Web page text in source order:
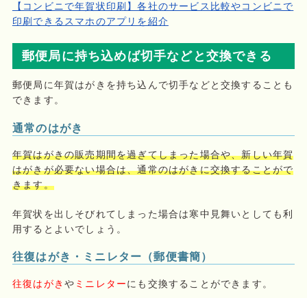
【コンビニで年賀状印刷】各社のサービス比較やコンビニで
印刷できるスマホのアプリを紹介
郵便局に持ち込めば切手などと交換できる
郵便局に年賀はがきを持ち込んで切手などと交換することも
できます。
通常のはがき
年賀はがきの販売期間を過ぎてしまった場合や、新しい年賀
はがきが必要ない場合は、通常のはがきに交換することがで
きます。
年賀状を出しそびれてしまった場合は寒中見舞いとしても利
用するとよいでしょう。
往復はがき・ミニレター（郵便書簡）
往復はがき や ミニレターにも交換することができます。